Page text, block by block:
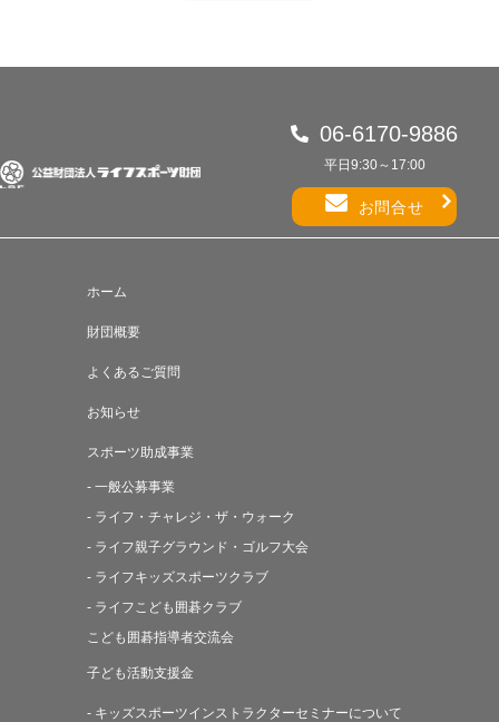
06-6170-9886
平日9:30～17:00
お問合せ
ホーム
財団概要
よくあるご質問
お知らせ
スポーツ助成事業
- 一般公募事業
- ライフ・チャレジ・ザ・ウォーク
- ライフ親子グラウンド・ゴルフ大会
- ライフキッズスポーツクラブ
- ライフこども囲碁クラブ
こども囲碁指導者交流会
子ども活動支援金
- キッズスポーツインストラクターセミナーについて